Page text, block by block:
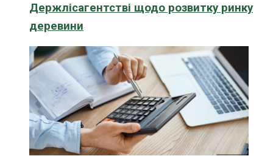
Держлісагентстві щодо розвитку ринку
деревини